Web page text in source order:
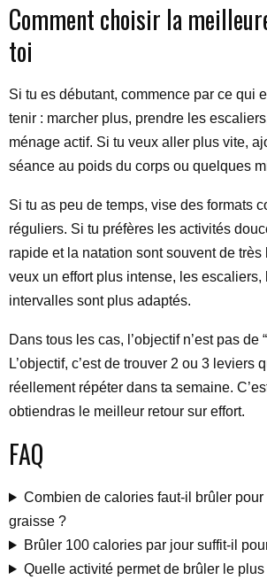
Comment choisir la
toi
Si tu es débutant, commence par ce qui
tenir : marcher plus, prendre les
ménage actif. Si tu veux aller plus vite,
séance au poids du corps ou quelques
Si tu as peu de temps, vise des formats
réguliers. Si tu préfères les activités
rapide et la natation sont souvent de très
veux un effort plus intense, les escaliers,
intervalles sont plus adaptés.
Dans tous les cas, l’objectif n’est pas de
L’objectif, c’est de trouver 2 ou 3 leviers
réellement répéter dans ta semaine.
obtiendras le meilleur retour sur effort.
FAQ
Combien de calories faut-il brûler
graisse ?
Brûler 100 calories par jour suffit-il
Quelle activité permet de brûler le